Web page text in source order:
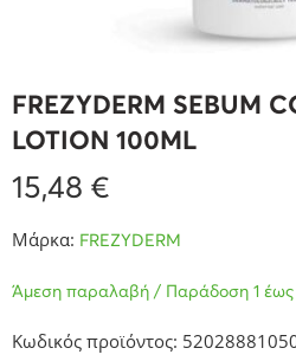
FREZYDERM SEBUM
LOTION 100ML
15,48 €
Μάρκα: FREZYDERM
Άμεση παραλαβή / Παράδοση 1 έως
Κωδικός προϊόντος: